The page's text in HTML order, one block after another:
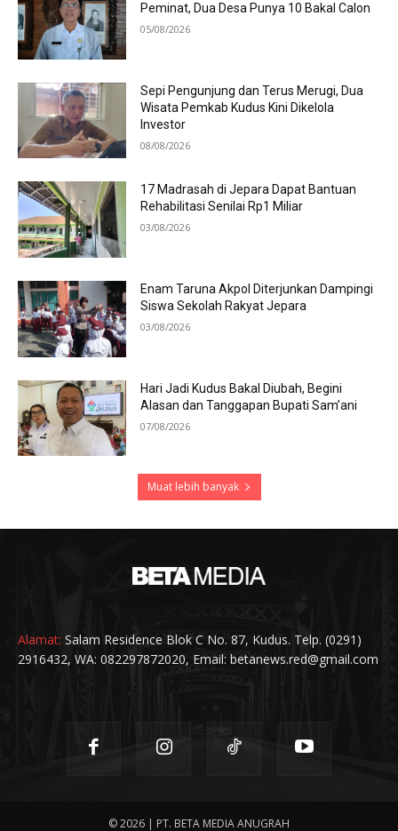
Peminat, Dua Desa Punya 10 Bakal Calon
05/08/2026
Sepi Pengunjung dan Terus Merugi, Dua
Wisata Pemkab Kudus Kini Dikelola
Investor
08/08/2026
17 Madrasah di Jepara Dapat Bantuan
Rehabilitasi Senilai Rp1 Miliar
03/08/2026
Enam Taruna Akpol Diterjunkan Dampingi
Siswa Sekolah Rakyat Jepara
03/08/2026
Hari Jadi Kudus Bakal Diubah, Begini
Alasan dan Tanggapan Bupati Sam’ani
07/08/2026
Muat lebih banyak
Alamat: Salam Residence Blok C No. 87, Kudus. Telp. (0291)
2916432, WA: 082297872020, Email: betanews.red@gmail.com
© 2026 | PT. BETA MEDIA ANUGRAH